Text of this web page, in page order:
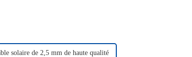
solaire de 2,5 mm de haute qualité